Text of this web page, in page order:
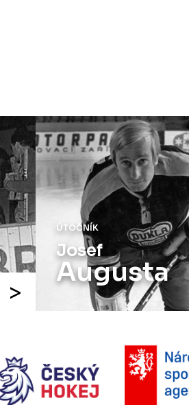
ÚTOČNÍK
Josef
Augusta